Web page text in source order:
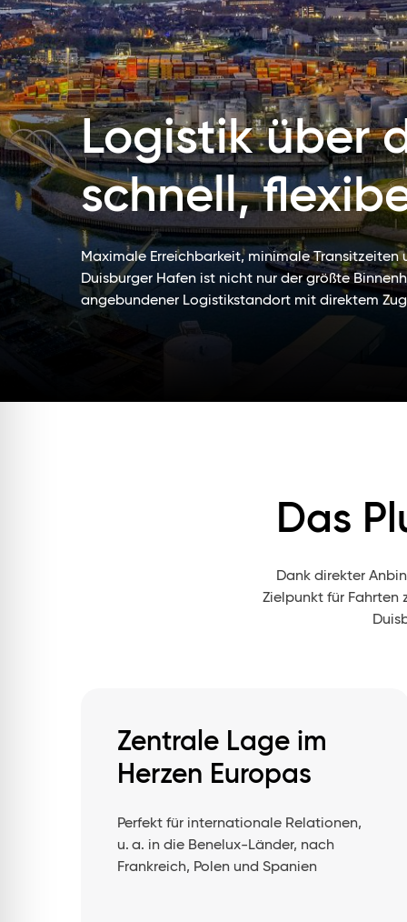
Logistik über
schnell,
Maximale Erreichbarkeit, minimale
Duisburger Hafen ist nicht nur der größte
angebundener Logistikstandort mit direktem
Das
Dank direkter
Zielpunkt für Fahrten
Zentrale Lage im
Herzen Europas
Perfekt für internationale Relationen,
u. a. in die Benelux-Länder, nach
Frankreich, Polen und Spanien